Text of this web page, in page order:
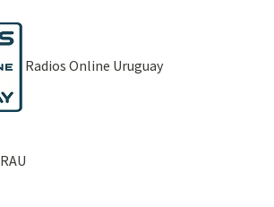
Radios Online Uruguay
RAU